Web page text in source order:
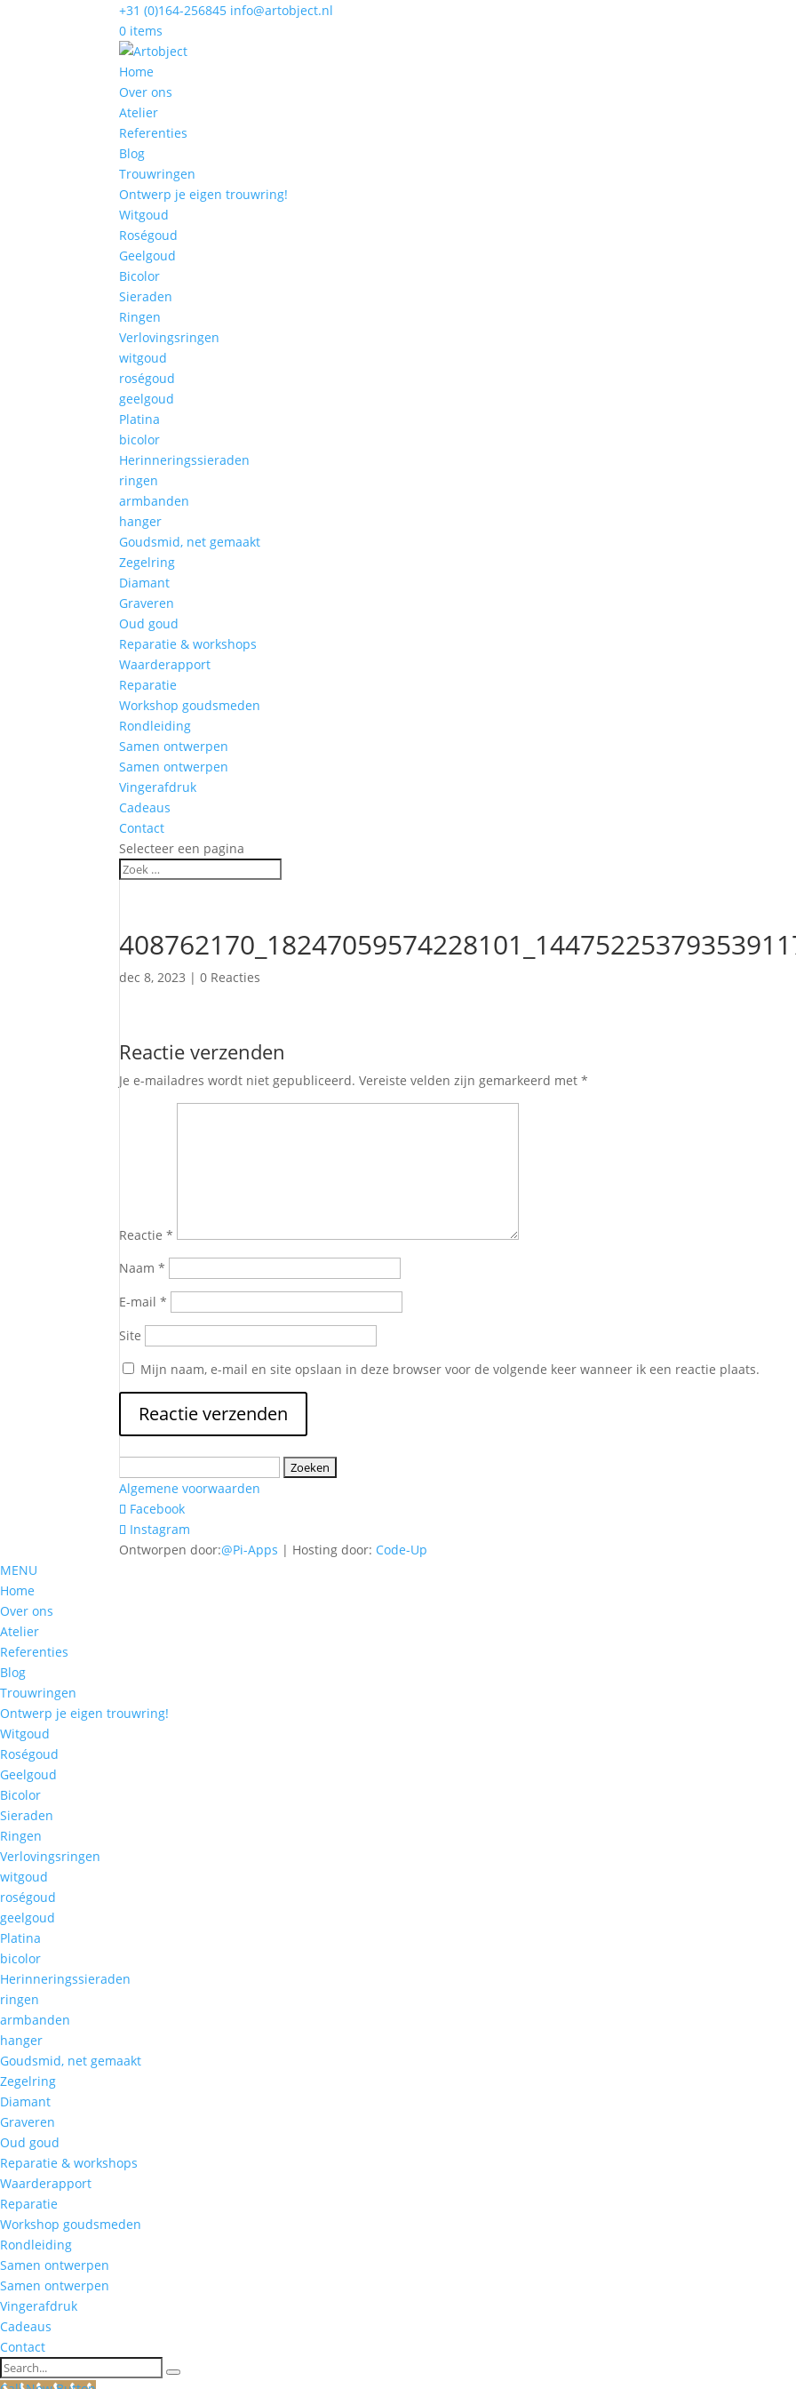
+31 (0)164-256845 info@artobject.nl
0 items
Home
Over ons
Atelier
Referenties
Blog
Trouwringen
Ontwerp je eigen trouwring!
Witgoud
Roségoud
Geelgoud
Bicolor
Sieraden
Ringen
Verlovingsringen
witgoud
roségoud
geelgoud
Platina
bicolor
Herinneringssieraden
ringen
armbanden
hanger
Goudsmid, net gemaakt
Zegelring
Diamant
Graveren
Oud goud
Reparatie & workshops
Waarderapport
Reparatie
Workshop goudsmeden
Rondleiding
Samen ontwerpen
Samen ontwerpen
Vingerafdruk
Cadeaus
Contact
Selecteer een pagina
dec 8, 2023 |0 Reacties
Reactie verzenden
Je e-mailadres wordt niet gepubliceerd. Vereiste velden zijn gemarkeerd met*
Reactie*
Naam*
E-mail*
Site
Mijn naam, e-mail en site opslaan in deze browser voor de volgende keer wanneer ik een reactie plaats.
naar:
Algemene voorwaarden
Facebook
Instagram
Ontworpen door:@Pi-Apps | Hosting door: Code-Up
MENU
Home
Over ons
Atelier
Referenties
Blog
Trouwringen
Ontwerp je eigen trouwring!
Witgoud
Roségoud
Geelgoud
Bicolor
Sieraden
Ringen
Verlovingsringen
witgoud
roségoud
geelgoud
Platina
bicolor
Herinneringssieraden
ringen
armbanden
hanger
Goudsmid, net gemaakt
Zegelring
Diamant
Graveren
Oud goud
Reparatie & workshops
Waarderapport
Reparatie
Workshop goudsmeden
Rondleiding
Samen ontwerpen
Samen ontwerpen
Vingerafdruk
Cadeaus
Contact
Search